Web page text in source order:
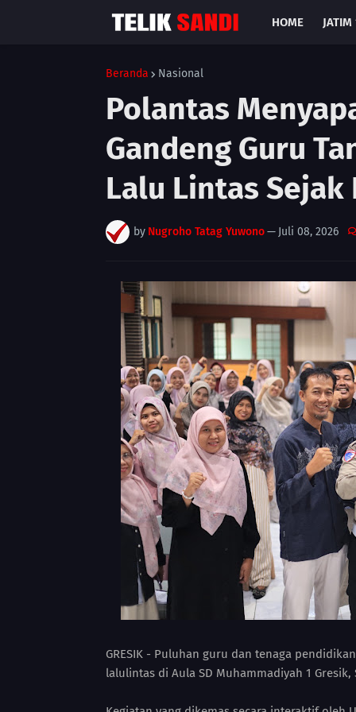
HOME JATIM
Beranda Nasional
Polantas
Gandeng Guru
Lalu Lintas Sejak
by Nugroho Tatag Yuwono— Juli 08, 2026
GRESIK - Puluhan guru dan tenaga
lalulintas di Aula SD Muhammadiyah 1 Gresik,